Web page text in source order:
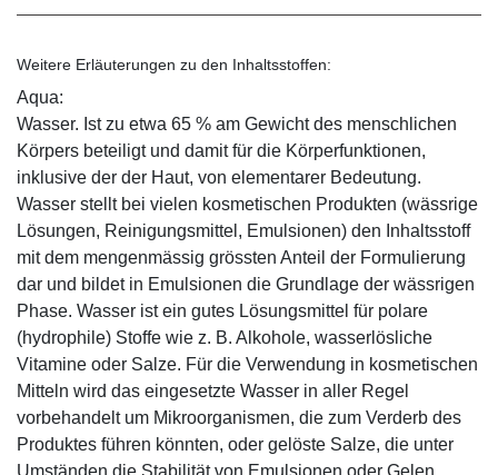
Weitere Erläuterungen zu den Inhaltsstoffen:
Aqua:
Wasser. Ist zu etwa 65 % am Gewicht des menschlichen
Körpers beteiligt und damit für die Körperfunktionen,
inklusive der der Haut, von elementarer Bedeutung.
Wasser stellt bei vielen kosmetischen Produkten (wässrige
Lösungen, Reinigungsmittel, Emulsionen) den Inhaltsstoff
mit dem mengenmässig grössten Anteil der Formulierung
dar und bildet in Emulsionen die Grundlage der wässrigen
Phase. Wasser ist ein gutes Lösungsmittel für polare
(hydrophile) Stoffe wie z. B. Alkohole, wasserlösliche
Vitamine oder Salze. Für die Verwendung in kosmetischen
Mitteln wird das eingesetzte Wasser in aller Regel
vorbehandelt um Mikroorganismen, die zum Verderb des
Produktes führen könnten, oder gelöste Salze, die unter
Umständen die Stabilität von Emulsionen oder Gelen